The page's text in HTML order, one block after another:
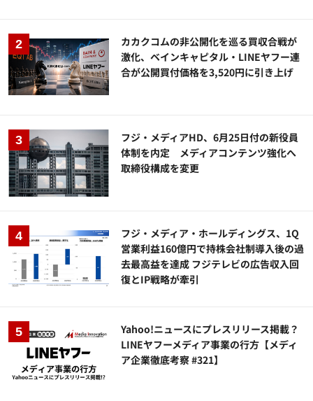
カカクコムの非公開化を巡る買収合戦が
激化、ベインキャピタル・LINEヤフー連
合が公開買付価格を3,520円に引き上げ
フジ・メディアHD、6月25日付の新役員
体制を内定 メディアコンテンツ強化へ
取締役構成を変更
フジ・メディア・ホールディングス、1Q
営業利益160億円で持株会社制導入後の過
去最高益を達成 フジテレビの広告収入回
復とIP戦略が牽引
Yahoo!ニュースにプレスリリース掲載？
LINEヤフーメディア事業の行方【メディ
ア企業徹底考察 #321】